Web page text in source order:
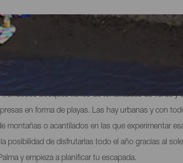
bosques llenos de tonalidades de verde
en forma de playas. Las hay urbanas y con
montañas o acantilados en las que experimentar
posibilidad de disfrutarlas todo el año gracias al
y empieza a planificar tu escapada.